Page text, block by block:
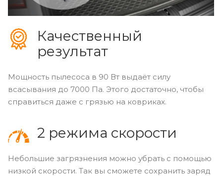
Качественный
результат
Мощность пылесоса в 90 Вт выдаёт силу
всасывания до 7000 Па. Этого достаточно, чтобы
справиться даже с грязью на ковриках.
2 режима скорости
Небольшие загрязнения можно убрать с помощью
низкой скорости. Так вы сможете сохранить заряд